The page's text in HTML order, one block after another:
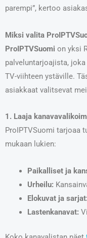
parempi”, kertoo
Miksi valita
ProIPTVSuomi on yksi
palveluntarjoajista,
TV-viihteen ystäville.
asiakkaat valitsevat
1. Laaja
ProIPTVSuomi tarjoaa
mukaan lukien:
Paikalliset ja
Urheilu:
Elokuvat ja sarjat:
Lastenkanavat: